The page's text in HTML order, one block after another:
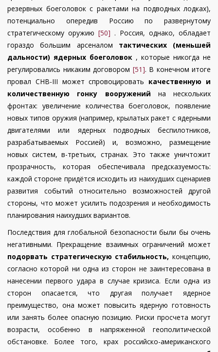
резервных боеголовок с ракетами на подводных лодках),
потенциально опередив Россию по развернутому
стратегическому оружию [50] . Россия, однако, обладает
гораздо большим арсеналом тактических (меньшей
дальности) ядерных боеголовок , которые никогда не
регулировались никаким договором [51]. В конечном итоге
провал СНВ-III может спровоцировать качественную и
количественную гонку вооружений на нескольких
фронтах: увеличение количества боеголовок, появление
новых типов оружия (например, крылатых ракет с ядерными
двигателями или ядерных подводных беспилотников,
разрабатываемых Россией) и, возможно, размещение
новых систем, в-третьих, странах. Это также уничтожит
прозрачность, которая обеспечивала предсказуемость:
каждой стороне придётся исходить из наихудших сценариев
развития событий относительно возможностей другой
стороны, что может усилить подозрения и необходимость
планирования наихудших вариантов.
Последствия для глобальной безопасности были бы очень
негативными. Прекращение взаимных ограничений может
подорвать стратегическую стабильность, концепцию,
согласно которой ни одна из сторон не заинтересована в
нанесении первого удара в случае кризиса. Если одна из
сторон опасается, что другая получает ядерное
преимущество, она может повысить ядерную готовность
или занять более опасную позицию. Риски просчета могут
возрасти, особенно в напряженной геополитической
обстановке. Более того, крах российско-американского